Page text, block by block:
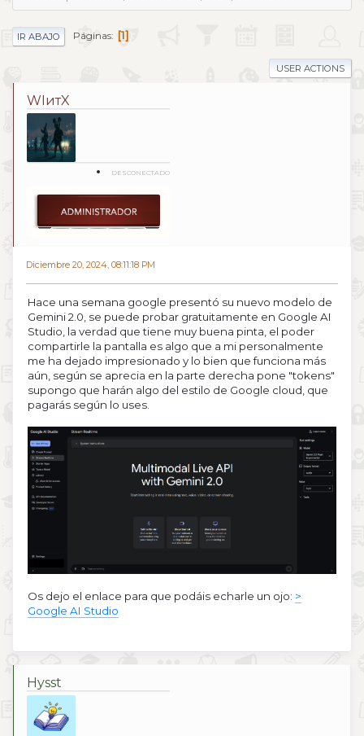
IR ABAJO Páginas 1
USER ACTIONS
WIитX
DESCONECTADO
Diciembre 20, 2024, 08:11:18 PM
Hace una semana google presentó su nuevo modelo de
Gemini 2.0, se puede probar gratuitamente en Google AI
Studio, la verdad que tiene muy buena pinta, el poder
compartirle la pantalla es algo que a mi personalmente
me ha dejado impresionado y lo bien que funciona más
aún, según se aprecia en la parte derecha pone "tokens"
supongo que harán algo del estilo de Google cloud, que
pagarás según lo uses.
Os dejo el enlace para que podáis echarle un ojo: >
Google AI Studio
Hysst